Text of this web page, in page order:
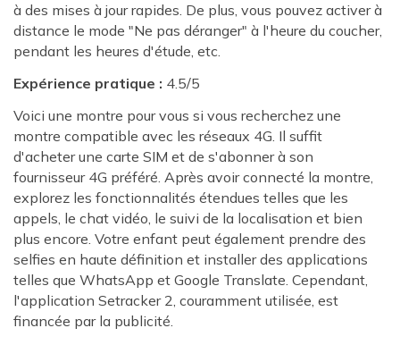
à des mises à jour rapides. De plus, vous pouvez activer à
distance le mode "Ne pas déranger" à l'heure du coucher,
pendant les heures d'étude, etc.
Expérience pratique : 4.5/5
Voici une montre pour vous si vous recherchez une
montre compatible avec les réseaux 4G. Il suffit
d'acheter une carte SIM et de s'abonner à son
fournisseur 4G préféré. Après avoir connecté la montre,
explorez les fonctionnalités étendues telles que les
appels, le chat vidéo, le suivi de la localisation et bien
plus encore. Votre enfant peut également prendre des
selfies en haute définition et installer des applications
telles que WhatsApp et Google Translate. Cependant,
l'application Setracker 2, couramment utilisée, est
financée par la publicité.